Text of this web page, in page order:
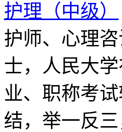
护理（中级）
护师、心理
士，人民大
业、职称考
结，举一反